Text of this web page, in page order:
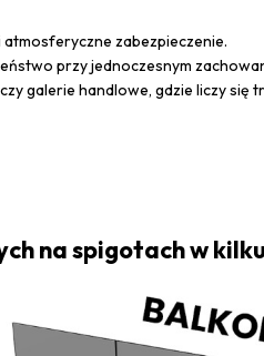
zabezpieczenie.
przy jednoczesnym
galerie handlowe, gdzie liczy się
na spigotach w